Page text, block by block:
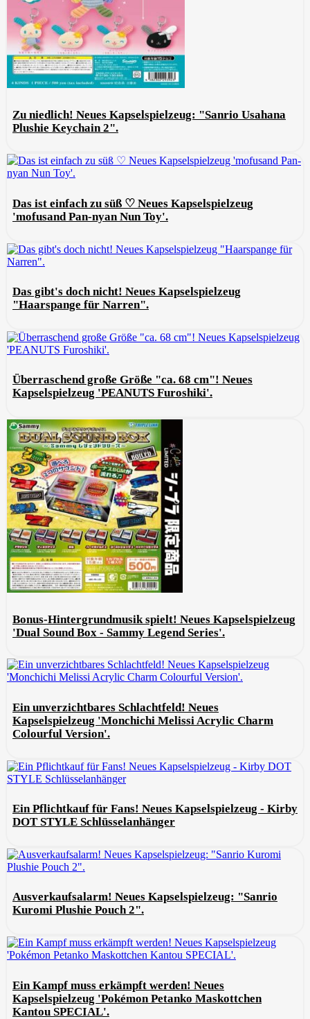
Zu niedlich! Neues Kapselspielzeug: "Sanrio Usahana
Plushie Keychain 2".
Das ist einfach zu süß ♡ Neues Kapselspielzeug
'mofusand Pan-nyan Nun Toy'.
Das gibt's doch nicht! Neues Kapselspielzeug
"Haarspange für Narren".
Überraschend große Größe "ca. 68 cm"! Neues
Kapselspielzeug 'PEANUTS Furoshiki'.
Bonus-Hintergrundmusik spielt! Neues Kapselspielzeug
'Dual Sound Box - Sammy Legend Series'.
Ein unverzichtbares Schlachtfeld! Neues
Kapselspielzeug 'Monchichi Melissi Acrylic Charm
Colourful Version'.
Ein Pflichtkauf für Fans! Neues Kapselspielzeug - Kirby
DOT STYLE Schlüsselanhänger
Ausverkaufsalarm! Neues Kapselspielzeug: "Sanrio
Kuromi Plushie Pouch 2".
Ein Kampf muss erkämpft werden! Neues
Kapselspielzeug 'Pokémon Petanko Maskottchen
Kantou SPECIAL'.